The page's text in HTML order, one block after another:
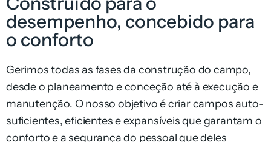
desempenho, concebido para
o conforto
Gerimos todas as fases da construção do campo,
desde o planeamento e conceção até à execução e
manutenção. O nosso objetivo é criar campos auto-
suficientes, eficientes e expansíveis que garantam o
conforto e a segurança do pessoal que deles